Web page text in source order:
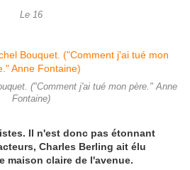
Le 16
("Comment j'ai tué mon père." Anne
Fontaine)
Il n'est donc pas étonnant
Charles Berling ait élu
maison claire de l'avenue.